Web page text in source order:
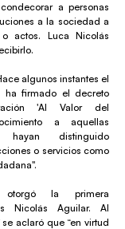
a personas
a la sociedad a
actos. Luca Nicolás
algunos instantes el
ha firmado el decreto
'Al Valor del
a aquellas
distinguido
o servicios como
la primera
Nicolás Aguilar. Al
aclaró que “en virtud